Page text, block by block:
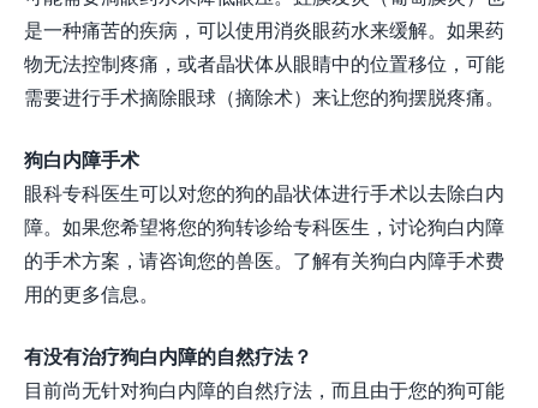
是一种痛苦的疾病，可以使用消炎眼药水来缓解。如果药
物无法控制疼痛，或者晶状体从眼睛中的位置移位，可能
需要进行手术摘除眼球（摘除术）来让您的狗摆脱疼痛。
狗白内障手术
眼科专科医生可以对您的狗的晶状体进行手术以去除白内
障。如果您希望将您的狗转诊给专科医生，讨论狗白内障
的手术方案，请咨询您的兽医。了解有关狗白内障手术费
用的更多信息。
有没有治疗狗白内障的自然疗法？
目前尚无针对狗白内障的自然疗法，而且由于您的狗可能